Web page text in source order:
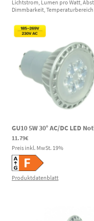
Lichtstrom, Lumen pro Watt,
Dimmbarkeit,
11.79€
Preis inkl. MwSt. 19%
Produktdatenblatt